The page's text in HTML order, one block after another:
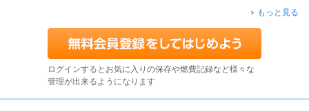
もっと見る
ログインするとお気に入りの保存や燃費記録など様々な
管理が出来るようになります